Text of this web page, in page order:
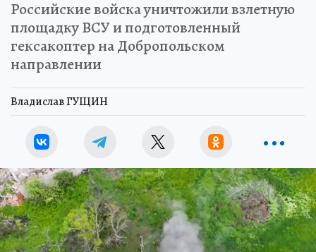
Российские войска уничтожили взлетную
площадку ВСУ и подготовленный
гексакоптер на Добропольском
направлении
Владислав ГУЩИН